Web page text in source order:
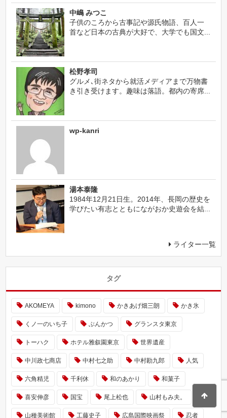
中嶋 みつこ
子供のころから古事記や源氏物語、百人一
首など日本の古典が大好で、大学でも国文...
松野孝司
グルメ､街ネタから就活メディアまで万物書
き引き受けます。趣味は落語。都内の寄席...
wp-kanri
湯本泰隆
1984年12月21日生。2014年、長岡の歴史を
学びたい有志とともにながおか史遊会を結...
ライター一覧
タグ
AKOMEYA kimono かきあげ畑三朗 かき氷
くノ一のいち子 ぶんかつ グランスタ東京
トーハク ホテル雅叙園東京 世界遺産
中川政七商店 中村七之助 中村勘九郎 人気
六角精児 千利休 和のあかり 和菓子
喜安伸彦 国宝 尾上松也 山村もみ夫。
山種美術館 工藤史子 広島国際映画祭 忍者